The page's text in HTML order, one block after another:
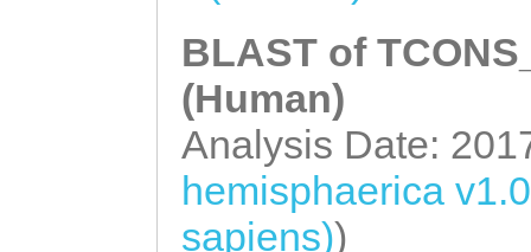
BLAST of
(Human)
Analysis Date:
hemisphaerica
sapiens))